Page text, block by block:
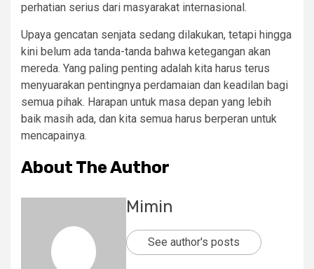
perhatian serius dari masyarakat internasional.
Upaya gencatan senjata sedang dilakukan, tetapi hingga
kini belum ada tanda-tanda bahwa ketegangan akan
mereda. Yang paling penting adalah kita harus terus
menyuarakan pentingnya perdamaian dan keadilan bagi
semua pihak. Harapan untuk masa depan yang lebih
baik masih ada, dan kita semua harus berperan untuk
mencapainya.
About The Author
Mimin
See author's posts